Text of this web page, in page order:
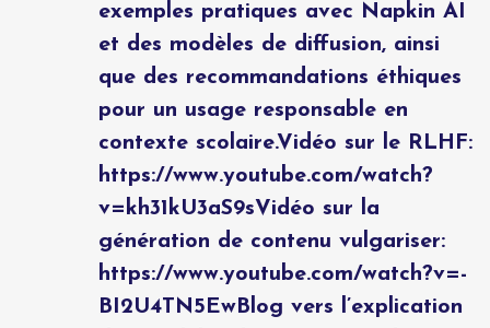
exemples pratiques avec Napkin AI
et des modèles de diffusion, ainsi
que des recommandations éthiques
pour un usage responsable en
contexte scolaire.Vidéo sur le RLHF:
https://www.youtube.com/watch?
v=kh31kU3aS9sVidéo sur la
génération de contenu vulgariser:
https://www.youtube.com/watch?v=-
BI2U4TN5EwBlog vers l’explication